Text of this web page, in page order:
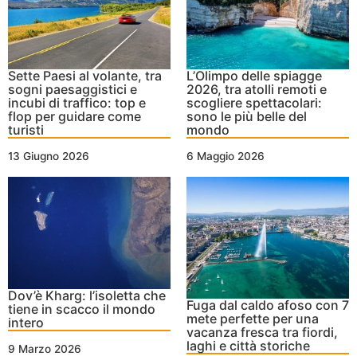
Sette Paesi al volante, tra
sogni paesaggistici e
incubi di traffico: top e
flop per guidare come
turisti
13 Giugno 2026
L’Olimpo delle spiagge
2026, tra atolli remoti e
scogliere spettacolari:
sono le più belle del
mondo
6 Maggio 2026
Dov’è Kharg: l’isoletta che
tiene in scacco il mondo
intero
9 Marzo 2026
Fuga dal caldo afoso con 7
mete perfette per una
vacanza fresca tra fiordi,
laghi e città storiche